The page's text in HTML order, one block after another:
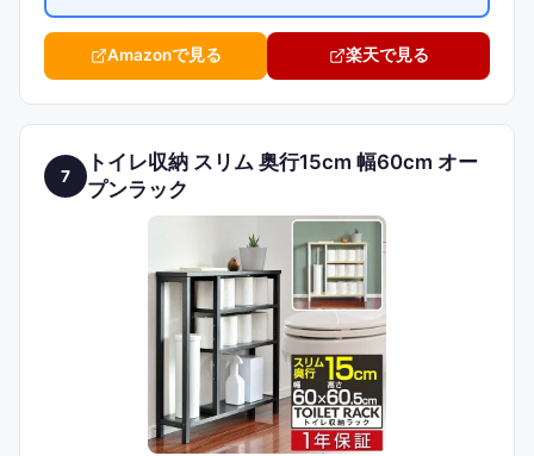
Amazonで見る 楽天で見る
7
トイレ収納 スリム 奥行15cm 幅60cm オー
プンラック